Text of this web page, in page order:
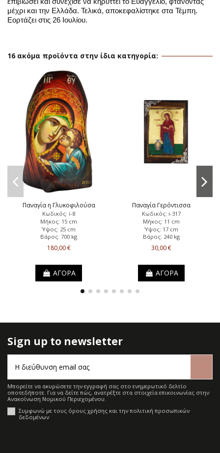
μέχρι και την Ελλάδα. Τελικά, αποκεφαλίστηκε στα Τέμπη.
Εορτάζει στις 26 Ιουλίου.
16 ακόμα προϊόντα στην ίδια κατηγορία:
Παναγία η Γλυκοφιλούσα
Κωδικός: i-8
Μήκος: 15 cm
Ύψος: 25 cm
Βάρος: 700 kg
180,00 €
ΑΓΟΡΑ
Παναγία Γερόντισσα
Κωδικός: i-317
Μήκος: 11 cm
Ύψος: 17 cm
Βάρος: 240 kg
30,00 €
ΑΓΟΡΑ
Sign up to newsletter
Μπορείτε να ακυρώσετε την εγγραφή σας στο ενημερωτικό δελτίο
οποτεδήποτε. Για να δείτε πώς, ανατρέξτε στα στοιχεία επικοινωνίας στην
Ανακοίνωση Νομικού Περιεχομένου.
Συμφωνώ με τους όρους χρήσης και την πολιτική προσωπικών
δεδομένων